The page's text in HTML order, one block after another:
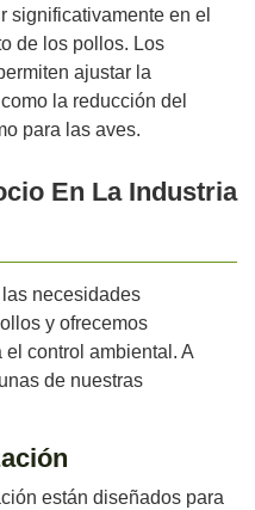
significativamente en el
de los pollos. Los
ajustar la
la reducción del
para las aves.
En La Industria
necesidades
y ofrecemos
control ambiental. A
de nuestras
están diseñados para